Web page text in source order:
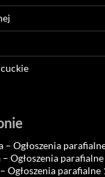
– Ogłoszenia
Ogłoszenia
Ogłoszenia